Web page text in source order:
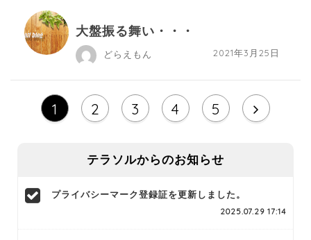
大盤振る舞い・・・
2021年3月25日
どらえもん
1 2 3 4 5
テラソルからのお知らせ
プライバシーマーク登録証を更新しました。
2025.07.29 17:14